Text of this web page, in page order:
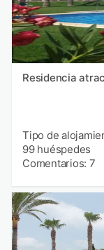
Residencia
Tipo de
99 huéspedes
Comentarios: 7